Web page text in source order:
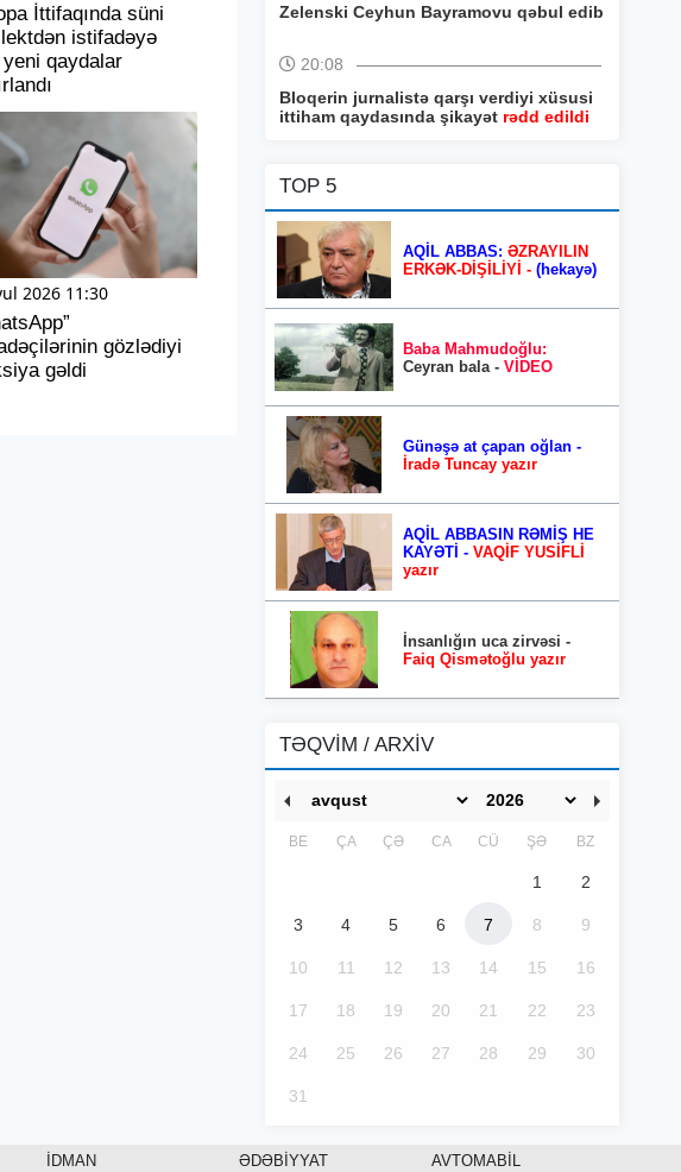
İttifaqında süni
istifadəyə
qaydalar
2026 11:30
gözlədiyi
gəldi
Zelenski Ceyhun Bayramovu qəbul edib
20:08
Bloqerin jurnalistə qarşı verdiyi xüsusi
ittiham qaydasında şikayət rədd edildi
TOP 5
AQİL ABBAS: ƏZRAYILIN
ERKƏK-DİŞİLİYİ - (hekayə)
Baba Mahmudoğlu:
Ceyran bala - VİDEO
Günəşə at çapan oğlan -
İradə Tuncay yazır
AQİL ABBASIN RƏMİŞ HE
KAYƏTİ - VAQİF YUSİFLİ
yazır
İnsanlığın uca zirvəsi -
Faiq Qismətoğlu yazır
TƏQVİM / ARXİV
BE ÇA ÇƏ CA CÜ ŞƏ BZ
1 2
3 4 5 6 7 8 9
10 11 12 13 14 15 16
17 18 19 20 21 22 23
24 25 26 27 28 29 30
31
İDMAN ƏDƏBİYYAT AVTOMABİL